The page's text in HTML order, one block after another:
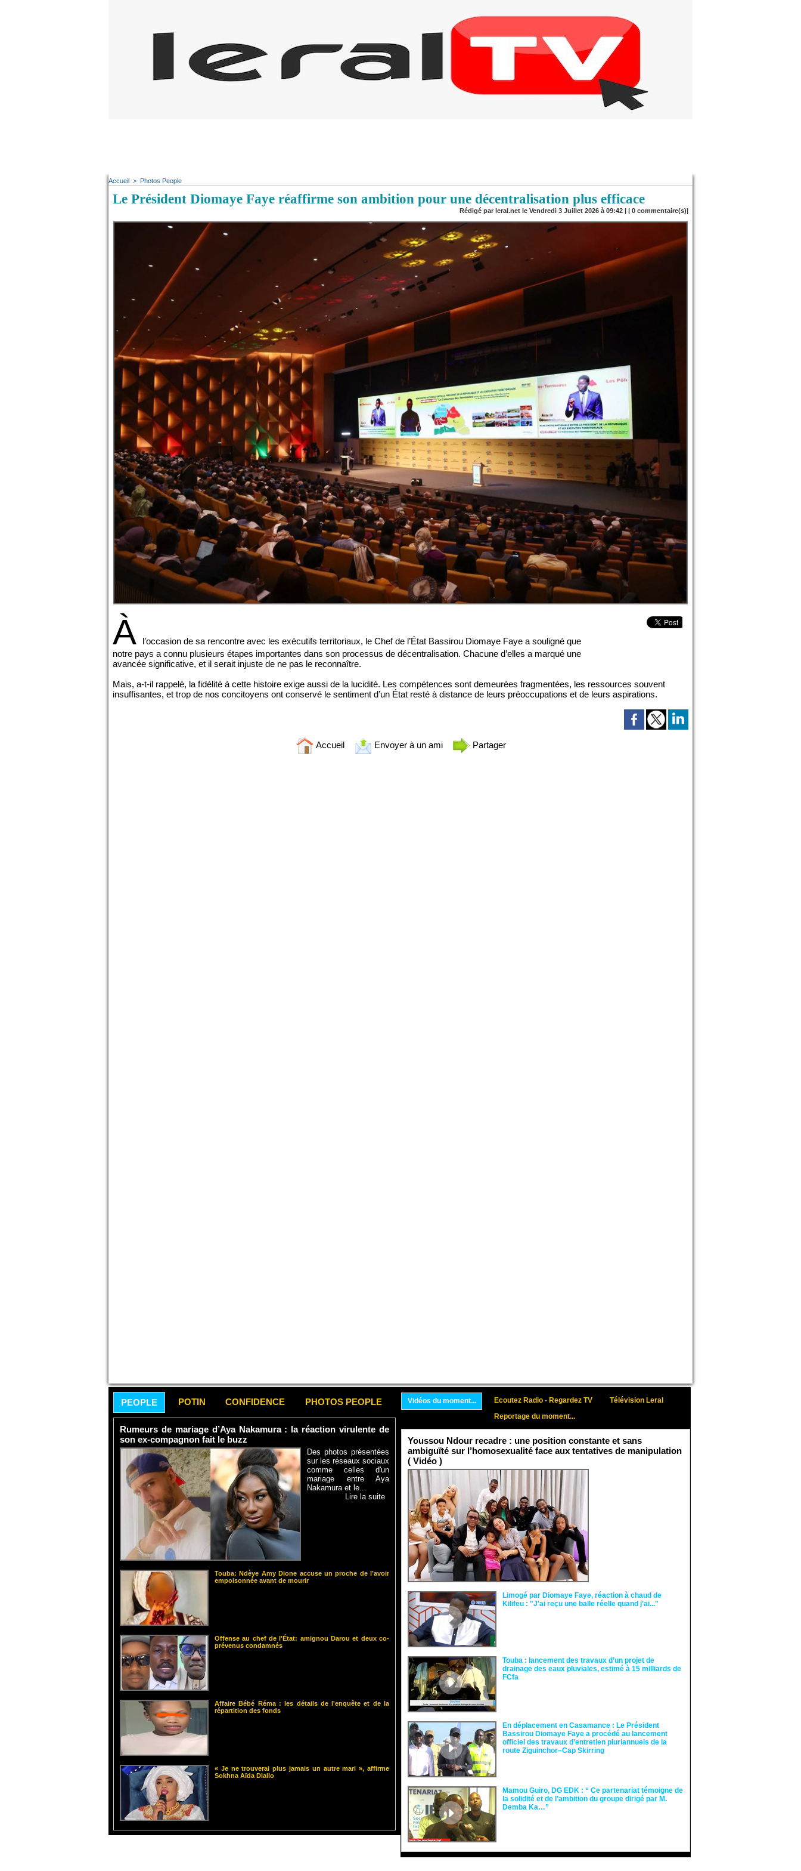
Accueil > Photos People
Le Président Diomaye Faye réaffirme son ambition pour une décentralisation plus efficace
Rédigé par leral.net le Vendredi 3 Juillet 2026 à 09:42 | | 0 commentaire(s)|
À
l’occasion de sa rencontre avec les exécutifs territoriaux, le Chef de l’État Bassirou Diomaye Faye a souligné que
notre pays a connu plusieurs étapes importantes dans son processus de décentralisation. Chacune d’elles a marqué une
avancée significative, et il serait injuste de ne pas le reconnaître.
Mais, a-t-il rappelé, la fidélité à cette histoire exige aussi de la lucidité. Les compétences sont demeurées fragmentées, les ressources souvent
insuffisantes, et trop de nos concitoyens ont conservé le sentiment d’un État resté à distance de leurs préoccupations et de leurs aspirations.
Accueil Envoyer à un ami Partager
PEOPLE POTIN CONFIDENCE PHOTOS PEOPLE
Rumeurs de mariage d’Aya Nakamura : la réaction virulente de
son ex-compagnon fait le buzz
Des photos présentées
sur les réseaux sociaux
comme celles d'un
mariage entre Aya
Nakamura et le...
Lire la suite
Touba: Ndèye Amy Dione accuse un proche de l’avoir
empoisonnée avant de mourir
Offense au chef de l'État: amignou Darou et deux co-
prévenus condamnés
Affaire Bébé Réma : les détails de l'enquête et de la
répartition des fonds
« Je ne trouverai plus jamais un autre mari », affirme
Sokhna Aïda Diallo
Vidéos du moment... Ecoutez Radio - Regardez TV
Télévision Leral
Reportage du moment...
Youssou Ndour recadre : une position constante et sans
ambiguïté sur l’homosexualité face aux tentatives de manipulation
( Vidéo )
Limogé par Diomaye Faye, réaction à chaud de
Kilifeu : "J'ai reçu une balle réelle quand j'ai..."
Touba : lancement des travaux d’un projet de
drainage des eaux pluviales, estimé à 15 milliards de
FCfa ‎
En déplacement en Casamance : Le Président
Bassirou Diomaye Faye a procédé au lancement
officiel des travaux d’entretien pluriannuels de la
route Ziguinchor–Cap Skirring
Mamou Guiro, DG EDK : “ Ce partenariat témoigne de
la solidité et de l’ambition du groupe dirigé par M.
Demba Ka…”